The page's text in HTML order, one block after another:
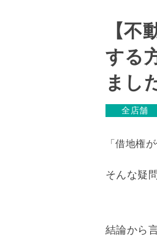
【不
する
まし
全店舗
「借地権
そんな疑
結論から